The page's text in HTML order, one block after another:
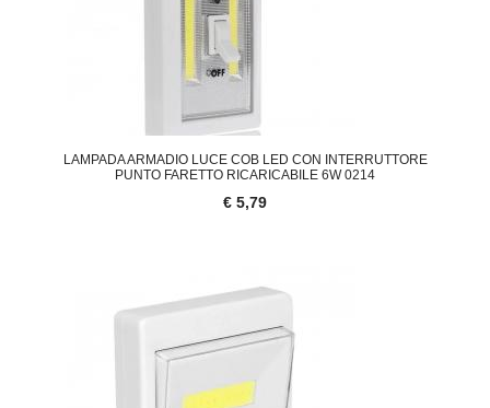
LAMPADA ARMADIO LUCE COB LED CON INTERRUTTORE
PUNTO FARETTO RICARICABILE 6W 0214
€ 5,79